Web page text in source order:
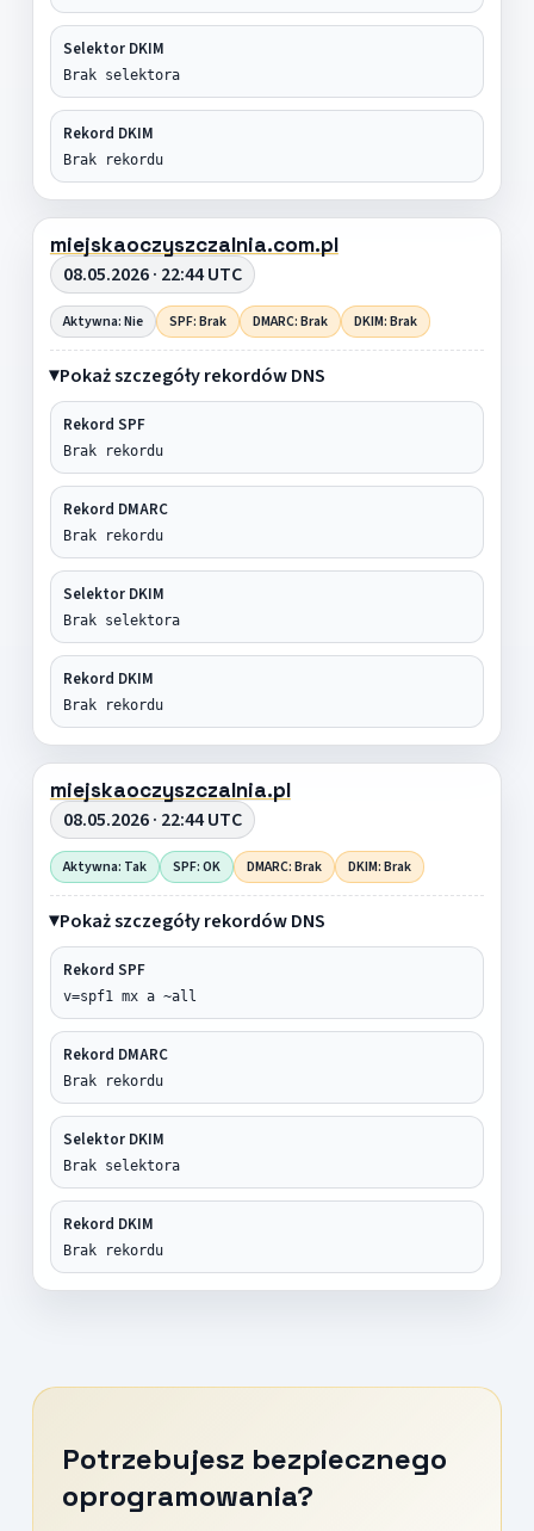
Selektor DKIM
Brak selektora
Rekord DKIM
Brak rekordu
miejskaoczyszczalnia.com.pl
08.05.2026 · 22:44 UTC
Aktywna: Nie SPF: Brak DMARC: Brak DKIM: Brak
Pokaż szczegóły rekordów DNS
Rekord SPF
Brak rekordu
Rekord DMARC
Brak rekordu
Selektor DKIM
Brak selektora
Rekord DKIM
Brak rekordu
miejskaoczyszczalnia.pl
08.05.2026 · 22:44 UTC
Aktywna: Tak SPF: OK DMARC: Brak DKIM: Brak
Pokaż szczegóły rekordów DNS
Rekord SPF
v=spf1 mx a ~all
Rekord DMARC
Brak rekordu
Selektor DKIM
Brak selektora
Rekord DKIM
Brak rekordu
Potrzebujesz bezpiecznego
oprogramowania?